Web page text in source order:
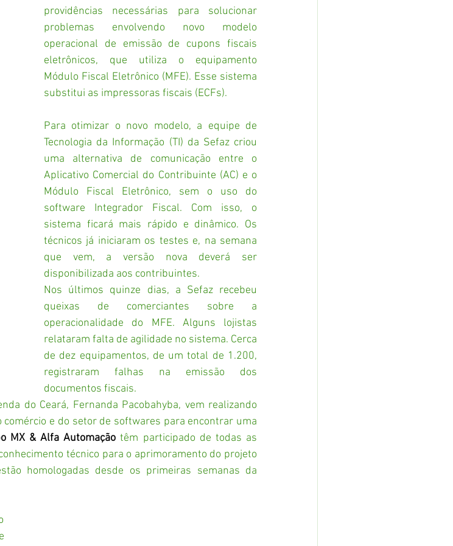
providências necessárias para solucionar
problemas envolvendo novo modelo
operacional de emissão de cupons fiscais
eletrônicos, que utiliza o equipamento
Módulo Fiscal Eletrônico (MFE). Esse sistema
substitui as impressoras fiscais (ECFs).
Para otimizar o novo modelo, a equipe de
Tecnologia da Informação (TI) da Sefaz criou
uma alternativa de comunicação entre o
Aplicativo Comercial do Contribuinte (AC) e o
Módulo Fiscal Eletrônico, sem o uso do
software Integrador Fiscal. Com isso, o
sistema ficará mais rápido e dinâmico. Os
técnicos já iniciaram os testes e, na semana
que vem, a versão nova deverá ser
disponibilizada aos contribuintes.
Nos últimos quinze dias, a Sefaz recebeu
queixas de comerciantes sobre a
operacionalidade do MFE. Alguns lojistas
relataram falta de agilidade no sistema. Cerca
de dez equipamentos, de um total de 1.200,
registraram falhas na emissão dos
documentos fiscais.
do Ceará, Fernanda Pacobahyba, vem realizando
e do setor de softwares para encontrar uma
MX & Alfa Automação têm participado de todas as
técnico para o aprimoramento do projeto
homologadas desde os primeiras semanas da